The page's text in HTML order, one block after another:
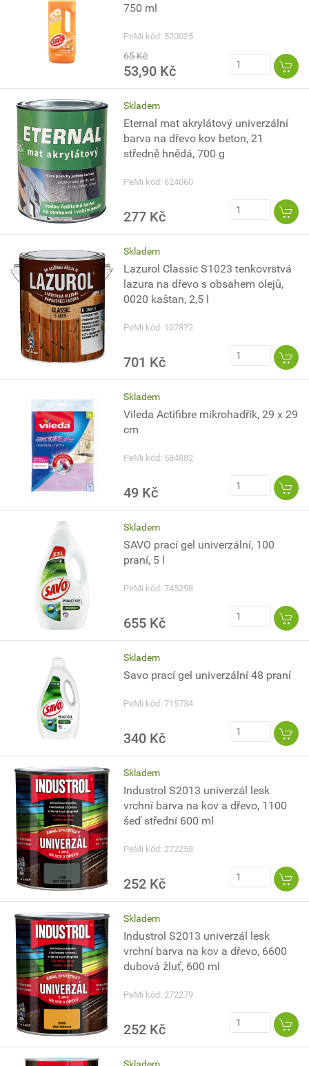
750 ml
PeMi kód: 520025
65 Kč
53,90 Kč
Skladem
Eternal mat akrylátový univerzální
barva na dřevo kov beton, 21
středně hnědá, 700 g
PeMi kód: 624060
277 Kč
Skladem
Lazurol Classic S1023 tenkovrstvá
lazura na dřevo s obsahem olejů,
0020 kaštan, 2,5 l
PeMi kód: 107872
701 Kč
Skladem
Vileda Actifibre mikrohadřík, 29 x 29
cm
PeMi kód: 584882
49 Kč
Skladem
SAVO prací gel univerzální, 100
praní, 5 l
PeMi kód: 745298
655 Kč
Skladem
Savo prací gel univerzální 48 praní
PeMi kód: 715734
340 Kč
Skladem
Industrol S2013 univerzál lesk
vrchní barva na kov a dřevo, 1100
šeď střední 600 ml
PeMi kód: 272258
252 Kč
Skladem
Industrol S2013 univerzál lesk
vrchní barva na kov a dřevo, 6600
dubová žluť, 600 ml
PeMi kód: 272279
252 Kč